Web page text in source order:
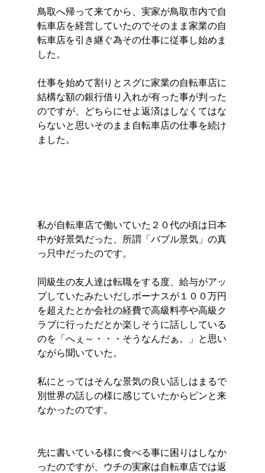
鳥取へ帰って来てから、実家が鳥取市内で自
転車店を経営していたのでそのまま家業の自
転車店を引き継ぐ為その仕事に従事し始めま
した。
仕事を始めて割りとスグに家業の自転車店に
結構な額の銀行借り入れが有った事が判った
のですが、どちらにせよ返済はしなくてはな
らないと思いそのまま自転車店の仕事を続け
ました。
私が自転車店で働いていた２０代の頃は日本
中が好景気だった、所謂「バブル景気」の真
っ只中だったのです。
同級生の友人達は転職をする度、給与がアッ
プしていたみたいだしボーナスが１００万円
を超えたとか会社の経費で高級料亭や高級ク
ラブに行っただとか楽しそうに話ししている
のを「へぇ～・・・そうなんだぁ。」と思い
ながら聞いていた。
私にとってはそんな景気の良い話しはまるで
別世界の話しの様に感じていたからピンと来
なかったのです。
先に書いている様に食べる事に困りはしなか
ったのですが、ウチの実家は自転車店では返